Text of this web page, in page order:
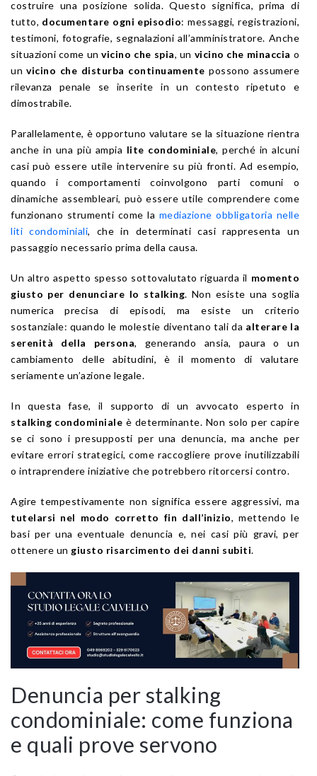
costruire una posizione solida. Questo significa, prima di
tutto, documentare ogni episodio: messaggi, registrazioni,
testimoni, fotografie, segnalazioni all’amministratore. Anche
situazioni come unvicino che spia, un vicino che minaccia o
unvicino che disturba continuamente possono assumere
rilevanza penale se inserite in un contesto ripetuto e
dimostrabile.
Parallelamente, è opportuno valutare se la situazione rientra
anche in una più ampia lite condominiale, perché in alcuni
casi può essere utile intervenire su più fronti. Ad esempio,
quando i comportamenti coinvolgono parti comuni o
dinamiche assembleari, può essere utile comprendere come
funzionano strumenti come la mediazione obbligatoria nelle
liti condominiali, che in determinati casi rappresenta un
passaggio necessario prima della causa.
Un altro aspetto spesso sottovalutato riguarda il momento
giusto per denunciare lo stalking. Non esiste una soglia
numerica precisa di episodi, ma esiste un criterio
sostanziale: quando le molestie diventano tali da alterare la
serenità della persona, generando ansia, paura o un
cambiamento delle abitudini, è il momento di valutare
seriamente un’azione legale.
In questa fase, il supporto di un avvocato esperto in
stalking condominiale è determinante. Non solo per capire
se ci sono i presupposti per una denuncia, ma anche per
evitare errori strategici, come raccogliere prove inutilizzabili
o intraprendere iniziative che potrebbero ritorcersi contro.
Agire tempestivamente non significa essere aggressivi, ma
tutelarsi nel modo corretto fin dall’inizio, mettendo le
basi per una eventuale denuncia e, nei casi più gravi, per
ottenere un giusto risarcimento dei danni subiti.
Denuncia per stalking
condominiale: come funziona
e quali prove servono